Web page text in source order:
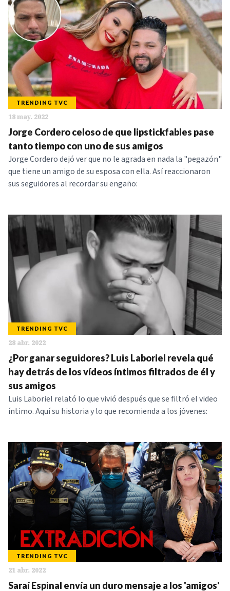
TRENDING TVC
18 may. 2022
Jorge Cordero celoso de que lipstickfables pase
tanto tiempo con uno de sus amigos
Jorge Cordero dejó ver que no le agrada en nada la "pegazón"
que tiene un amigo de su esposa con ella. Así reaccionaron
sus seguidores al recordar su engaño:
TRENDING TVC
28 abr. 2022
¿Por ganar seguidores? Luis Laboriel revela qué
hay detrás de los vídeos íntimos filtrados de él y
sus amigos
Luis Laboriel relató lo que vivió después que se filtró el video
íntimo. Aquí su historia y lo que recomienda a los jóvenes:
TRENDING TVC
21 abr. 2022
Saraí Espinal envía un duro mensaje a los 'amigos'